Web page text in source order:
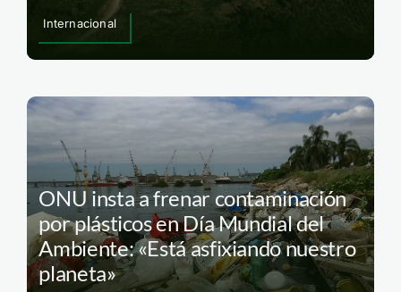
Internacional
ONU insta a frenar contaminación
por plásticos en Día Mundial del
Ambiente: «Está asfixiando nuestro
planeta»